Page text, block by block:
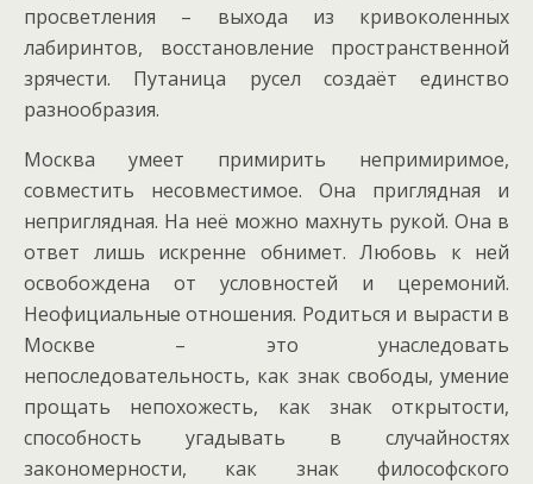
просветления – выхода из кривоколенных
лабиринтов, восстановление пространственной
зрячести. Путаница русел создаёт единство
разнообразия.
Москва умеет примирить непримиримое,
совместить несовместимое. Она приглядная и
неприглядная. На неё можно махнуть рукой. Она в
ответ лишь искренне обнимет. Любовь к ней
освобождена от условностей и церемоний.
Неофициальные отношения. Родиться и вырасти в
Москве – это унаследовать
непоследовательность, как знак свободы, умение
прощать непохожесть, как знак открытости,
способность угадывать в случайностях
закономерности, как знак философского